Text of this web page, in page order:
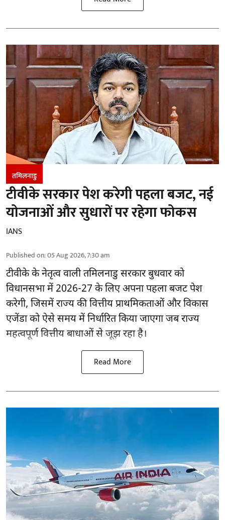
तमिलनाडु
टीवीके सरकार पेश करेगी पहला बजट, नई
योजनाओं और सुधारों पर रहेगा फोकस
IANS
Published on:05 Aug 2026, 7:30 am
टीवीके के नेतृत्व वालीतमिलनाडु सरकारबुधवार को
विधानसभा में 2026-27 के लिए अपना पहला बजट पेश
करेगी, जिसमें राज्य की वित्तीय प्राथमिकताओं और विकास
एजेंडा को ऐसे समय में निर्धारित किया जाएगा जब राज्य
महत्वपूर्ण वित्तीय बाधाओं से जूझ रहा है।
Read More